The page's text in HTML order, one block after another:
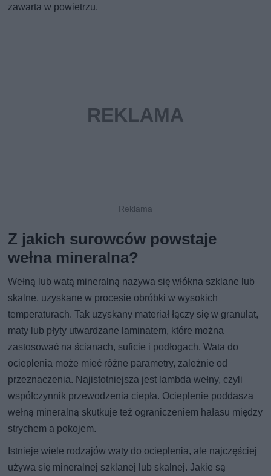
zawarta w powietrzu.
Z jakich surowców powstaje
wełna mineralna?
Wełną lub watą mineralną nazywa się włókna szklane lub
skalne, uzyskane w procesie obróbki w wysokich
temperaturach. Tak uzyskany materiał łączy się w granulat,
maty lub płyty utwardzane laminatem, które można
zastosować na ścianach, suficie i podłogach. Wata do
ocieplenia może mieć różne parametry, zależnie od
przeznaczenia. Najistotniejsza jest lambda wełny, czyli
współczynnik przewodzenia ciepła. Ocieplenie poddasza
wełną mineralną skutkuje też ograniczeniem hałasu między
strychem a pokojem.
Istnieje wiele rodzajów waty do ocieplenia, ale najczęściej
używa się mineralnej szklanej lub skalnej. Jakie są